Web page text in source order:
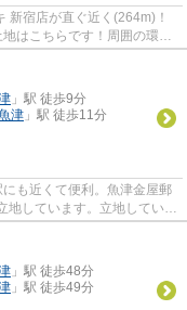
新宿店が直ぐ近く(264m)！
はこちらです！周囲の環境
...
」駅 徒歩9分
津 」駅 徒歩11分
も近くて便利。魚津金屋郵
地しています。立地している
...
」駅 徒歩48分
」駅 徒歩49分